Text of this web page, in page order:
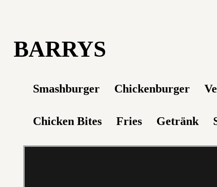
BARRYS
Smashburger Chickenburger
Chicken Bites Fries Getränk